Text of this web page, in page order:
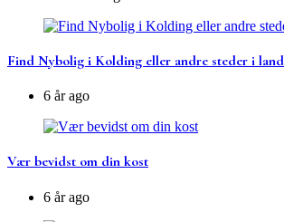
Find Nybolig i Kolding eller andre steder i
6 år ago
Vær bevidst om din kost
6 år ago